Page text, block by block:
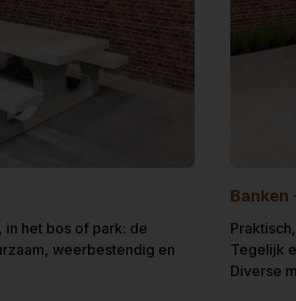
in het bos of park: de
weerbestendig en
Banken
Tegelijk
Diverse